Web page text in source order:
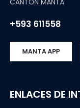
CANTÓN MANTA
+593 611558
MANTA APP
ENLACES DE